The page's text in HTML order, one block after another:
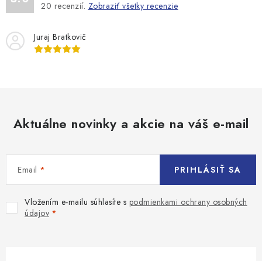
20 recenzií. Zobraziť všetky recenzie
Juraj Bratkovič
Aktuálne novinky a akcie na váš e-mail
Email
Vložením e-mailu súhlasíte s podmienkami ochrany osobných
údajov
PRIHLÁSIŤ SA